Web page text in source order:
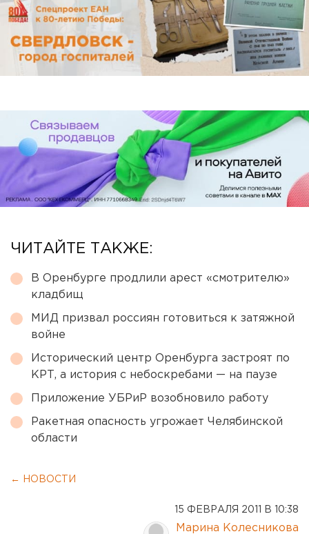
ЧИТАЙТЕ ТАКЖЕ:
В Оренбурге продлили арест «смотрителю»
кладбищ
МИД призвал россиян готовиться к затяжной
войне
Исторический центр Оренбурга застроят по
КРТ, а история с небоскребами — на паузе
Приложение УБРиР возобновило работу
Ракетная опасность угрожает Челябинской
области
← НОВОСТИ
15 ФЕВРАЛЯ 2011 В 10:38
Марина Колесникова